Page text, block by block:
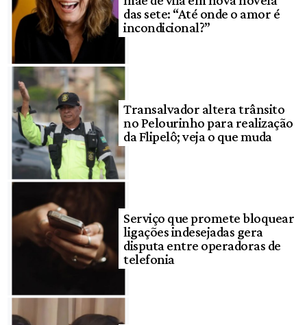
das sete: “Até onde o amor é
incondicional?”
Transalvador altera trânsito
no Pelourinho para realização
da Flipelô; veja o que muda
Serviço que promete bloquear
ligações indesejadas gera
disputa entre operadoras de
telefonia